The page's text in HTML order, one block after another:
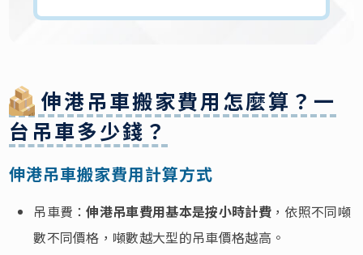
伸港吊車搬家費用怎麼算？一
台吊車多少錢？
伸港吊車搬家費用計算方式
吊車費：伸港吊車費用基本是按小時計費，依照不同噸
數不同價格，噸數越大型的吊車價格越高。